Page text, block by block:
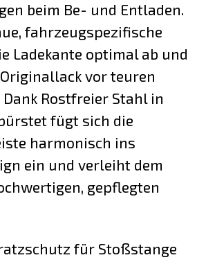
beim Be- und Entladen.
fahrzeugspezifische
Ladekante optimal ab und
vor teuren
Rostfreier Stahl in
fügt sich die
harmonisch ins
ein und verleiht dem
gepflegten
für Stoßstange